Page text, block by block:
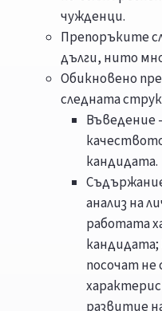
чужденци.
Препоръките
дълги, нито
Обикновено
следната
Въведение
кандидата.
анализ на
работата
кандидата;
посочат